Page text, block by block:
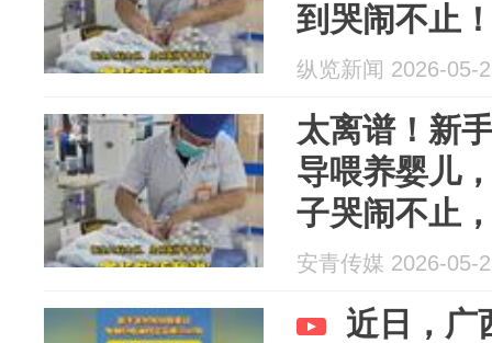
到哭闹不止
纵览新闻 2026-05-
太离谱！新
导喂养婴儿
子哭闹不止
着……医生都
安青传媒 2026-05-
近日，广